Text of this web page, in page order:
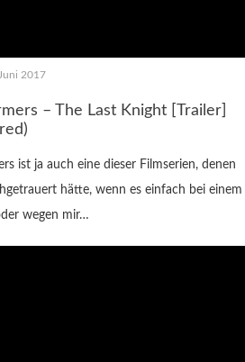
2017
– The Last Knight [Trailer]
ist ja auch eine dieser Filmserien, denen
hätte, wenn es einfach bei einem
wegen mir…